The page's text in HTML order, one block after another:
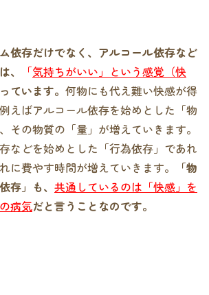
依存だけでなく、アルコール依存など
、
「気持ちがいい」という感覚（快
ています。 何物にも代え難い快感が得
えばアルコール依存を始めとした「物
その物質の「量」が増えていきます。
などを始めとした「行為依存」であれ
に費やす時間が増えていきます。
「物
存」も、 共通しているのは「快感」を
病気だと言うことなのです。